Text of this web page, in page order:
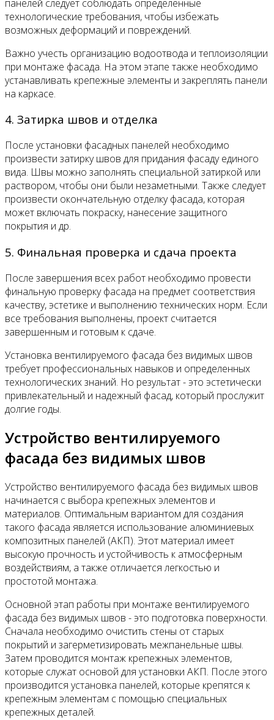
панелей следует соблюдать определенные
технологические требования, чтобы избежать
возможных деформаций и повреждений.
Важно учесть организацию водоотвода и теплоизоляции
при монтаже фасада. На этом этапе также необходимо
устанавливать крепежные элементы и закреплять панели
на каркасе.
4. Затирка швов и отделка
После установки фасадных панелей необходимо
произвести затирку швов для придания фасаду единого
вида. Швы можно заполнять специальной затиркой или
раствором, чтобы они были незаметными. Также следует
произвести окончательную отделку фасада, которая
может включать покраску, нанесение защитного
покрытия и др.
5. Финальная проверка и сдача проекта
После завершения всех работ необходимо провести
финальную проверку фасада на предмет соответствия
качеству, эстетике и выполнению технических норм. Если
все требования выполнены, проект считается
завершенным и готовым к сдаче.
Установка вентилируемого фасада без видимых швов
требует профессиональных навыков и определенных
технологических знаний. Но результат - это эстетически
привлекательный и надежный фасад, который прослужит
долгие годы.
Устройство вентилируемого
фасада без видимых швов
Устройство вентилируемого фасада без видимых швов
начинается с выбора крепежных элементов и
материалов. Оптимальным вариантом для создания
такого фасада является использование алюминиевых
композитных панелей (АКП). Этот материал имеет
высокую прочность и устойчивость к атмосферным
воздействиям, а также отличается легкостью и
простотой монтажа.
Основной этап работы при монтаже вентилируемого
фасада без видимых швов - это подготовка поверхности.
Сначала необходимо очистить стены от старых
покрытий и загерметизировать межпанельные швы.
Затем проводится монтаж крепежных элементов,
которые служат основой для установки АКП. После этого
производится установка панелей, которые крепятся к
крепежным элементам с помощью специальных
крепежных деталей.